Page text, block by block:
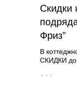
Скидки
Фриз"
В
СКИДКИ до
···